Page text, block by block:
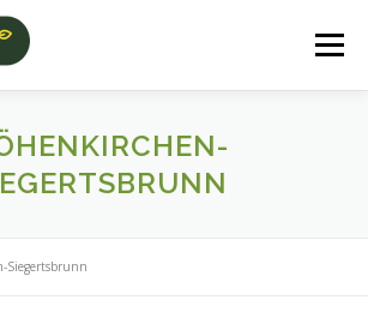
Menü
PROJEKTE
Siegertsbrunn